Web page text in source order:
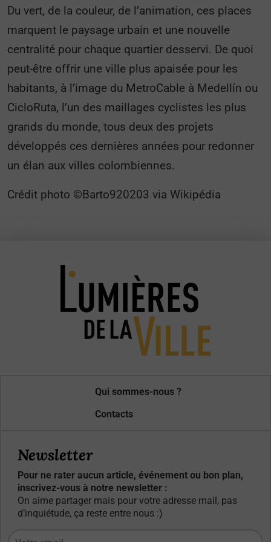
Du vert, de la couleur, de l’animation, ces places
marquent le paysage urbain et une nouvelle
centralité pour chaque quartier desservi. De quoi
peut-être offrir une ville plus apaisée pour les
habitants, à l’image du MetroCable à Medellín ou
CicloRuta, l’un des maillages cyclistes les plus
grands du monde, tous deux des projets
développés ces dernières années pour redonner
un élan aux villes colombiennes.
Crédit photo ©Barto920203 via Wikipédia
Qui sommes-nous ?
Contacts
Newsletter
Pour ne rater aucun article, événement ou bon plan,
inscrivez-vous à notre newsletter :
On aime partager mais pour votre adresse mail, pas
d’inquiétude, ça reste entre nous :)